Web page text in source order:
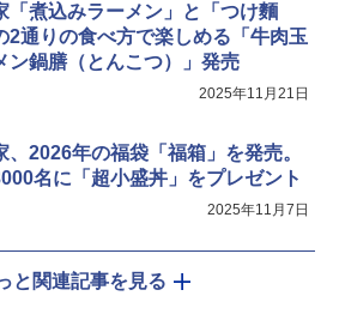
「煮込みラーメン」と「つけ麵
2通りの食べ方で楽しめる「牛肉玉
ン鍋膳（とんこつ）」発売
2025年11月21日
、2026年の福袋「福箱」を発売。
名に「超小盛丼」をプレゼント
2025年11月7日
と関連記事を見る